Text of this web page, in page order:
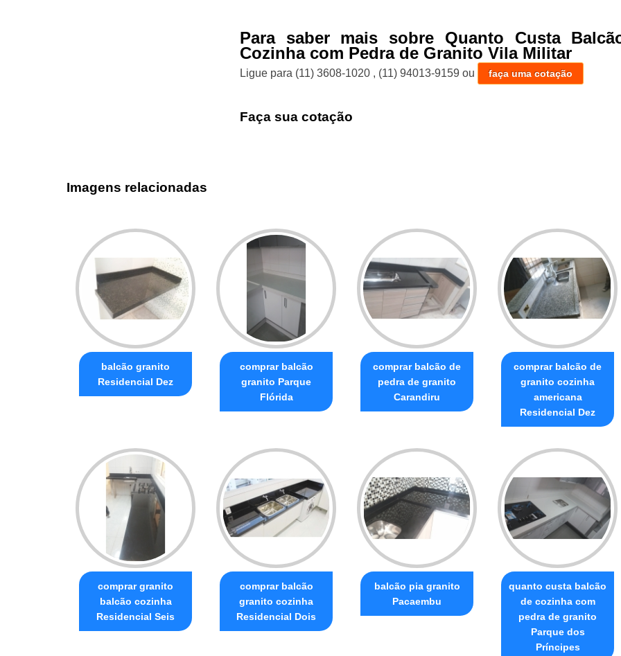
Para saber mais sobre Quanto Custa
Cozinha com Pedra de Granito Vila Militar
Ligue para (11) 3608-1020 , (11) 94013-9159 ou faça uma cotação
Faça sua cotação
Imagens relacionadas
balcão granito
Residencial Dez
comprar balcão
granito Parque
Flórida
comprar balcão de
pedra de granito
Carandiru
comprar balcão de
granito cozinha
americana
Residencial Dez
comprar granito
balcão cozinha
Residencial Seis
comprar balcão
granito cozinha
Residencial Dois
balcão pia granito
Pacaembu
quanto custa balcão
de cozinha com
pedra de granito
Parque dos
Príncipes